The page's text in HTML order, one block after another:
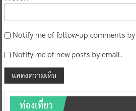
Notify me of follow-up comments
Notify me of new posts by email.
ท่องเที่ยว